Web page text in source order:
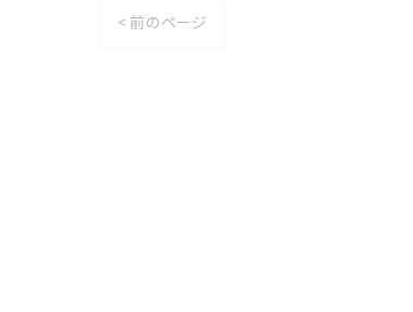
< 前のページ